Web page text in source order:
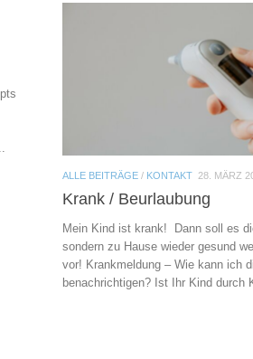
ALLE BEITRÄGE / KONTAKT 28. MÄRZ
Krank / Beurlaubung
Mein Kind ist krank! Dann soll es
sondern zu Hause wieder gesund
vor! Krankmeldung – Wie kann ich
benachrichtigen? Ist Ihr Kind durch